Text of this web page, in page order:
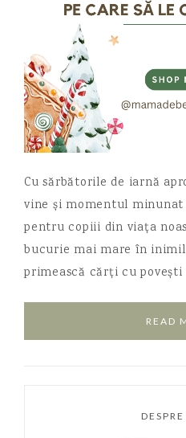
Cu sărbătorile de iarnă
vine și momentul minunat
pentru copiii din viața
bucurie mai mare în
primească cărți cu
READ